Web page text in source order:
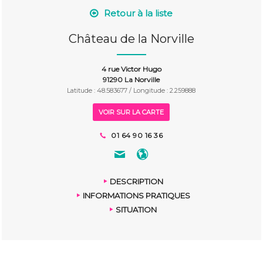
Retour à la liste
Château de la Norville
4 rue Victor Hugo
91290 La Norville
Latitude : 48.583677 / Longitude : 2.259888
VOIR SUR LA CARTE
01 64 90 16 36
DESCRIPTION
INFORMATIONS PRATIQUES
SITUATION